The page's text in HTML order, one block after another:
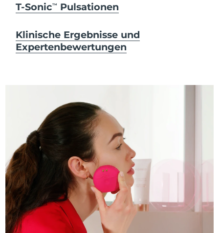
T-SonicTM Pulsationen
Klinische Ergebnisse und
Expertenbewertungen